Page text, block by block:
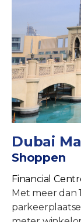
Dubai
Shoppen
Financial
Met meer dan